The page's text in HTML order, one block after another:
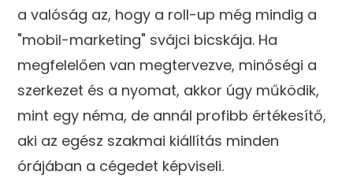
a valóság az, hogy a roll-up még mindig a
"mobil-marketing" svájci bicskája. Ha
megfelelően van megtervezve, minőségi a
szerkezet és a nyomat, akkor úgy működik,
mint egy néma, de annál profibb értékesítő,
aki az egész szakmai kiállítás minden
órájában a cégedet képviseli.